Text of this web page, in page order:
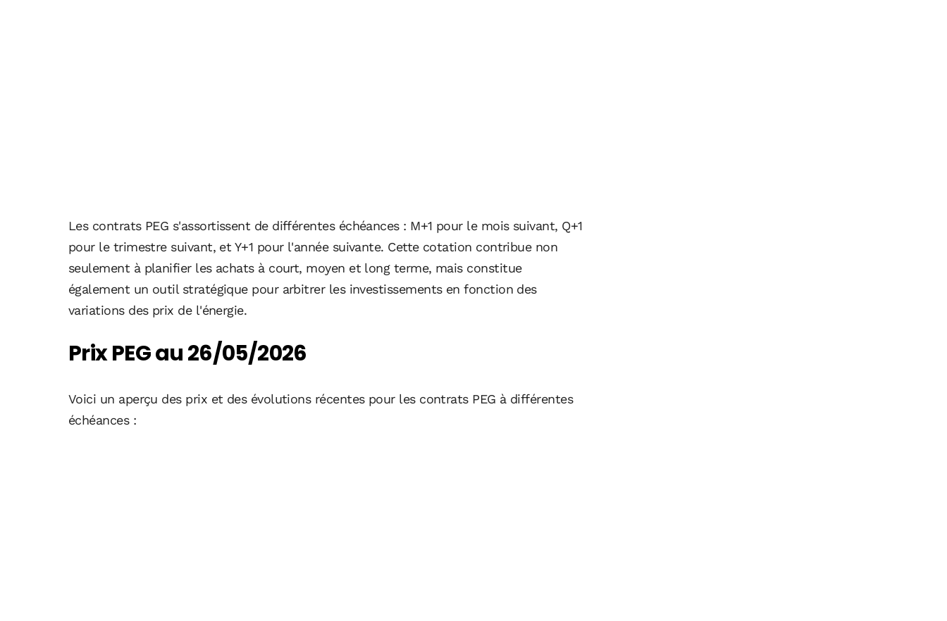
Les contrats PEG s'assortissent de différentes échéances : M+1 pour le mois suivant, Q+1
pour le trimestre suivant, et Y+1 pour l'année suivante. Cette cotation contribue non
seulement à planifier les achats à court, moyen et long terme, mais constitue
également un outil stratégique pour arbitrer les investissements en fonction des
variations des prix de l'énergie.
Prix PEG au 26/05/2026
Voici un aperçu des prix et des évolutions récentes pour les contrats PEG à différentes
échéances :